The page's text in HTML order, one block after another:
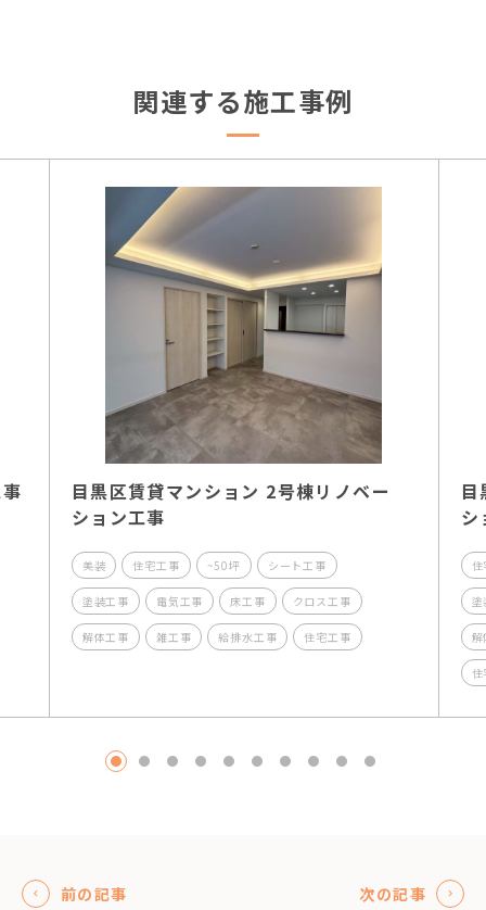
関連する施工事例
目黒区賃貸マンション 2号棟リノベー
ション工事
美装 住宅工事 ~50坪 シート工事
塗装工事 電気工事 床工事 クロス工事
解体工事 雑工事 給排水工事 住宅工事
シ
住
塗
解
住
1
2 3 4 5 6 7 8
前の記事 次の記事